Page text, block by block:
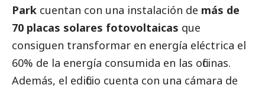
Park cuentan con una instalación de más de
70 placas solares fotovoltaicas que
consiguen transformar en energía eléctrica el
60% de la energía consumida en las oficinas.
Además, el edificio cuenta con una cámara de